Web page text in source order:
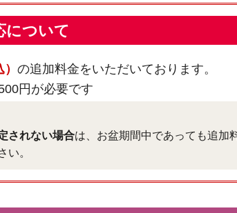
について
の追加料金をいただいております。
円が必要です
されない場合は、お盆期間中であっても追加
い。